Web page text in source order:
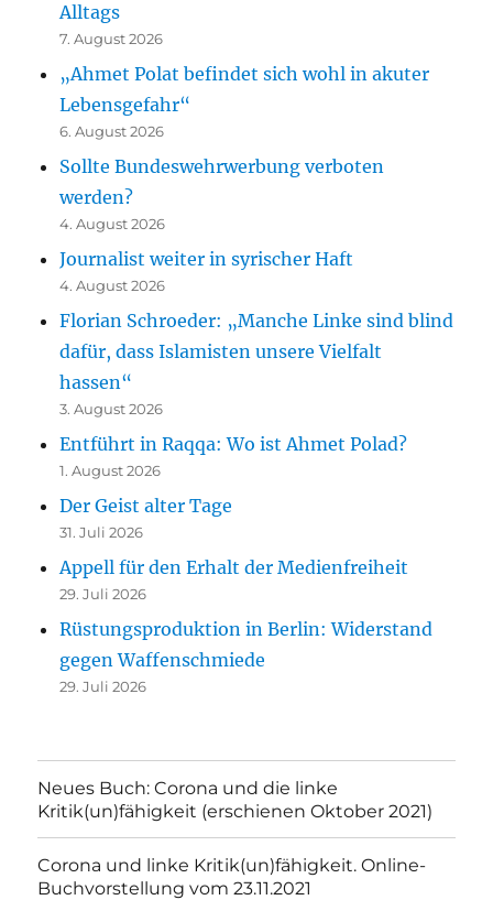
Alltags
7. August 2026
„Ahmet Polat befindet sich wohl in akuter
Lebensgefahr“
6. August 2026
Sollte Bundeswehrwerbung verboten
werden?
4. August 2026
Journalist weiter in syrischer Haft
4. August 2026
Florian Schroeder: „Manche Linke sind blind
dafür, dass Islamisten unsere Vielfalt
hassen“
3. August 2026
Entführt in Raqqa: Wo ist Ahmet Polad?
1. August 2026
Der Geist alter Tage
31. Juli 2026
Appell für den Erhalt der Medienfreiheit
29. Juli 2026
Rüstungsproduktion in Berlin: Widerstand
gegen Waffenschmiede
29. Juli 2026
Neues Buch: Corona und die linke
Kritik(un)fähigkeit (erschienen Oktober 2021)
Corona und linke Kritik(un)fähigkeit. Online-
Buchvorstellung vom 23.11.2021